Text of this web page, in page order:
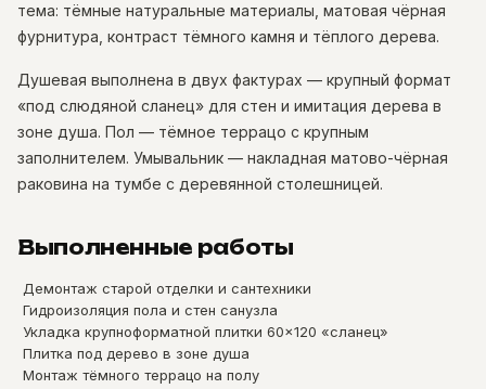
тема: тёмные натуральные материалы, матовая чёрная
фурнитура, контраст тёмного камня и тёплого дерева.
Душевая выполнена в двух фактурах — крупный формат
«под слюдяной сланец» для стен и имитация дерева в
зоне душа. Пол — тёмное террацо с крупным
заполнителем. Умывальник — накладная матово-чёрная
раковина на тумбе с деревянной столешницей.
Выполненные работы
Демонтаж старой отделки и сантехники
Гидроизоляция пола и стен санузла
Укладка крупноформатной плитки 60×120 «сланец»
Плитка под дерево в зоне душа
Монтаж тёмного террацо на полу